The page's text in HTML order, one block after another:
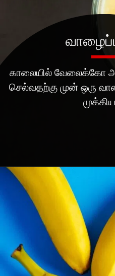
காலையில் வேலைக்கோ
செல்வதற்கு முன் ஒரு